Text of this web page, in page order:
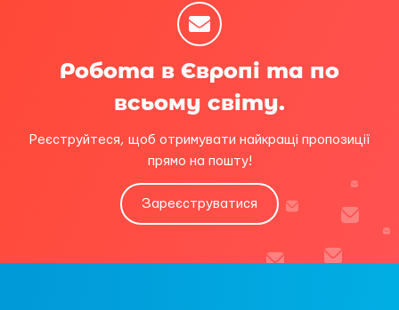
Робота в Європі та по
всьому світу.
Реєструйтеся, щоб отримувати найкращі пропозиції
прямо на пошту!
Зареєструватися